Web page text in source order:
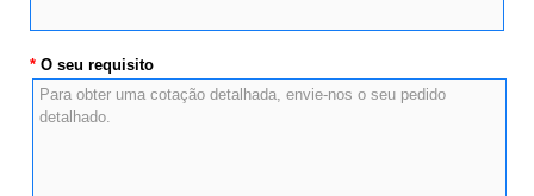
* O seu requisito